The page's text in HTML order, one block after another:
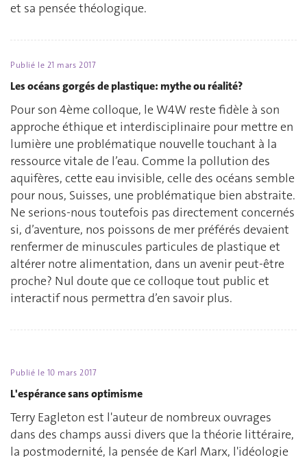
et sa pensée théologique.
Publié le 21 mars 2017
Les océans gorgés de plastique: mythe ou réalité?
Pour son 4ème colloque, le W4W reste fidèle à son
approche éthique et interdisciplinaire pour mettre en
lumière une problématique nouvelle touchant à la
ressource vitale de l’eau. Comme la pollution des
aquifères, cette eau invisible, celle des océans semble
pour nous, Suisses, une problématique bien abstraite.
Ne serions-nous toutefois pas directement concernés
si, d’aventure, nos poissons de mer préférés devaient
renfermer de minuscules particules de plastique et
altérer notre alimentation, dans un avenir peut-être
proche? Nul doute que ce colloque tout public et
interactif nous permettra d’en savoir plus.
Publié le 10 mars 2017
L'espérance sans optimisme
Terry Eagleton est l'auteur de nombreux ouvrages
dans des champs aussi divers que la théorie littéraire,
la postmodernité, la pensée de Karl Marx, l'idéologie